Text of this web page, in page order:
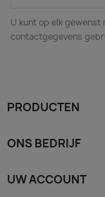
U kunt op elk
contactgegevens
PRODUCTEN
ONS BEDRIJF
UW ACCOUNT